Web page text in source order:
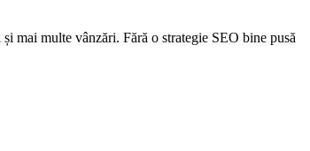
mai multe vânzări. Fără o strategie SEO bine pusă